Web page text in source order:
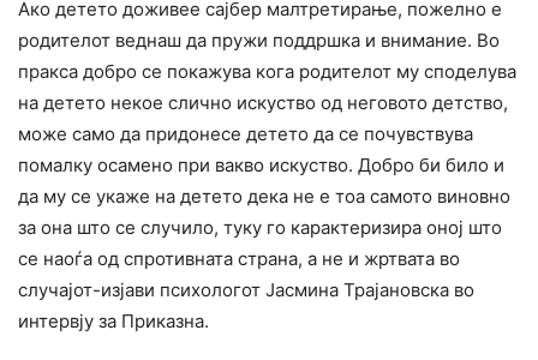
Ако детето доживее сајбер малтретирање, пожелно е
родителот веднаш да пружи поддршка и внимание. Во
пракса добро се покажува кога родителот му споделува
на детето некое слично искуство од неговото детство,
може само да придонесе детето да се почувствува
помалку осамено при вакво искуство. Добро би било и
да му се укаже на детето дека не е тоа самото виновно
за она што се случило, туку го карактеризира оној што
се наоѓа од спротивната страна, а не и жртвата во
случајот-изјави психологот Јасмина Трајановска во
интервју за Приказна.